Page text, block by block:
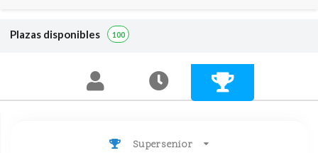
Plazas disponibles 100
Supersenior